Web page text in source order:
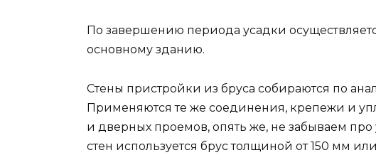
По завершению периода усадки
основному зданию.
Стены пристройки из бруса собираются по
Применяются те же соединения, крепежи и
и дверных проемов, опять же, не забываем про
стен используется брус толщиной от 150 мм